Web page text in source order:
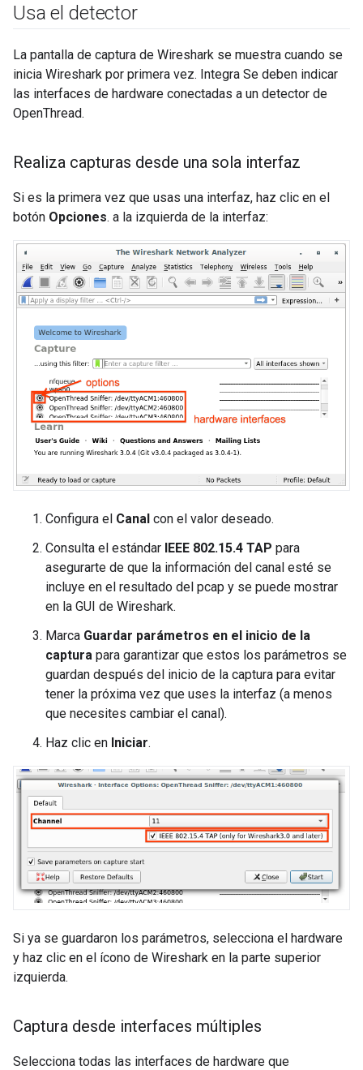
Usa el detector
La pantalla de captura de Wireshark se muestra cuando se
inicia Wireshark por primera vez. Integra Se deben indicar
las interfaces de hardware conectadas a un detector de
OpenThread.
Realiza capturas desde una sola interfaz
Si es la primera vez que usas una interfaz, haz clic en el
botón Opciones. a la izquierda de la interfaz:
Configura el Canal con el valor deseado.
Consulta el estándar IEEE 802.15.4 TAP para
asegurarte de que la información del canal esté se
incluye en el resultado del pcap y se puede mostrar
en la GUI de Wireshark.
Marca Guardar parámetros en el inicio de la
captura para garantizar que estos los parámetros se
guardan después del inicio de la captura para evitar
tener la próxima vez que uses la interfaz (a menos
que necesites cambiar el canal).
Haz clic en Iniciar.
Si ya se guardaron los parámetros, selecciona el hardware
y haz clic en el ícono de Wireshark en la parte superior
izquierda.
Captura desde interfaces múltiples
Selecciona todas las interfaces de hardware que